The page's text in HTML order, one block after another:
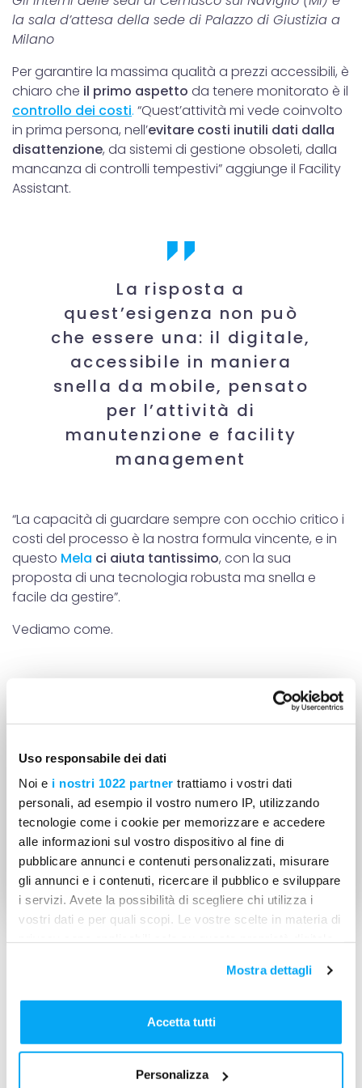
Uso responsabile dei dati
Noi e i nostri 1022 partner trattiamo i vostri dati
personali, ad esempio il vostro numero IP, utilizzando
tecnologie come i cookie per memorizzare e accedere
alle informazioni sul vostro dispositivo al fine di
pubblicare annunci e contenuti personalizzati, misurare
gli annunci e i contenuti, ricercare il pubblico e sviluppare
i servizi. Avete la possibilità di scegliere chi utilizza i
vostri dati e per quali scopi. Le vostre scelte in materia di
modificare o revocare il proprio consenso in qualsiasi
momento dalla Dichiarazione sui cookie o facendo clic
sull'icona di attivazione della privacy.
Con il tuo consenso, vorremmo anche:
raccogliere informazioni sulla tua posizione
Mostra dettagli
Accetta tutti
Personalizza
la sala d’attesa della sede di Palazzo di Giustizia a
Milano
Per garantire la massima qualità a prezzi accessibili, è
chiaro che il primo aspetto da tenere monitorato è il
controllo dei costi. “Quest’attività mi vede coinvolto
in prima persona, nell’evitare costi inutili dati dalla
disattenzione, da sistemi di gestione obsoleti, dalla
mancanza di controlli tempestivi” aggiunge il Facility
Assistant.
La risposta a
quest’esigenza non può
che essere una: il digitale,
accessibile in maniera
snella da mobile, pensato
per l’attività di
manutenzione e facility
management
“La capacità di guardare sempre con occhio critico i
costi del processo è la nostra formula vincente, e in
questo Mela ci aiuta tantissimo, con la sua
proposta di una tecnologia robusta ma snella e
facile da gestire”.
Vediamo come.
strutturale delle cliniche” spiega Juan Vargas. “In
tutto ad oggi gestiamo 11mila mq di spazio di 31 centri,
ovvero 335 ambulatori in Lombardia, Lazio, Emilia-
squadra, è garantire che ogni sede abbia